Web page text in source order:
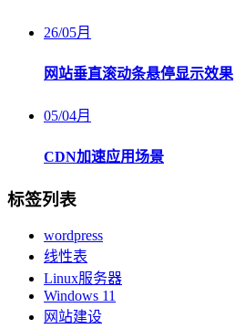
26/05月
网站垂直滚动条悬停显示效果
05/04月
CDN加速应用场景
标签列表
wordpress
线性表
Linux服务器
Windows 11
网站建设